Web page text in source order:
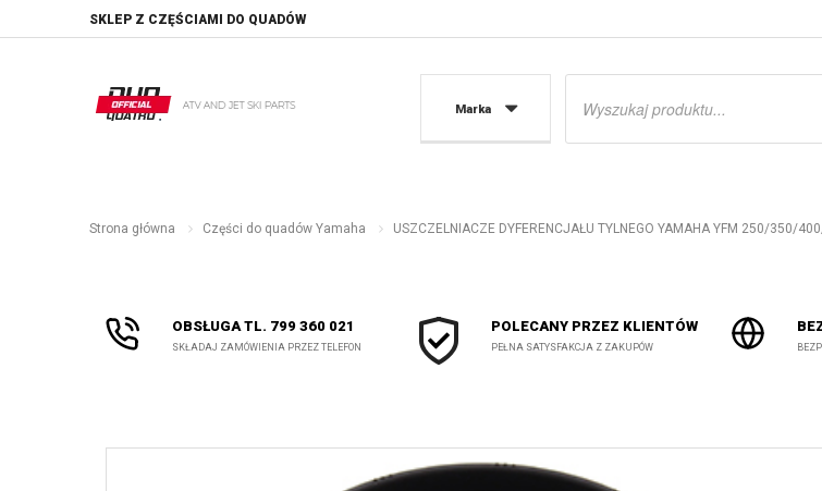
SKLEP Z CZĘŚCIAMI DO QUADÓW
Marka
Wyszukiwarka
Strona główna Części do quadów Yamaha USZCZELNIACZE DYFERENCJAŁU TYLNEGO YAMAHA YFM 250/350/
OBSŁUGA TL. 799 360 021
SKŁADAJ ZAMÓWIENIA PRZEZ TELEFON
POLECANY PRZEZ KLIENTÓW
PEŁNA SATYSFAKCJA Z ZAKUPÓW